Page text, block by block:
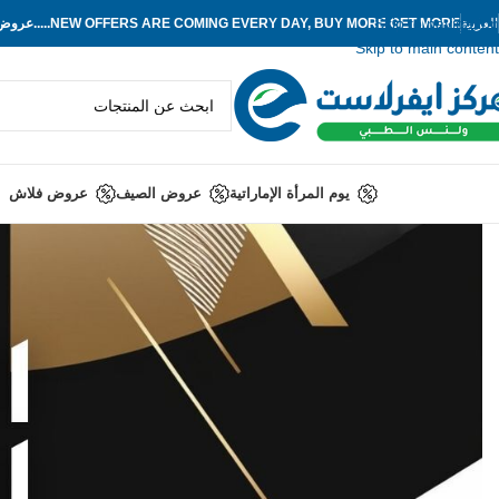
Skip to navigation
Skip to main content
العربيةNEW OFFERS ARE COMING EVERY DAY, BUY MORE GET MORE..... عروض
يوم المرأة الإماراتية عروض الصيف عروض فلاش